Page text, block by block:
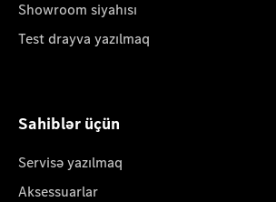
Showroom siyahısı
Test drayva yazılmaq
Sahiblər üçün
Servisə yazılmaq
Aksessuarlar